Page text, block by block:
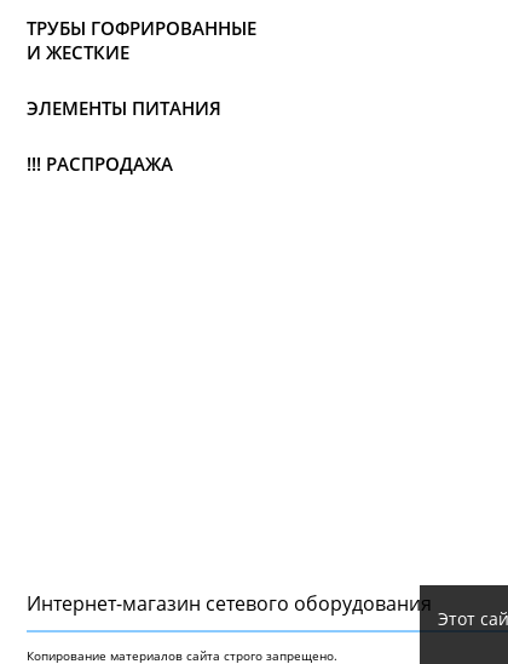
ТРУБЫ ГОФРИРОВАННЫЕ
И ЖЕСТКИЕ
ЭЛЕМЕНТЫ ПИТАНИЯ
!!! РАСПРОДАЖА
Интернет-магазин сетeвого оборудования
Копирование материалов сайта строго запрещено.
Этот